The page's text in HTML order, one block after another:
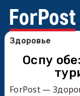
Здоровье
Оспу
ForPost —